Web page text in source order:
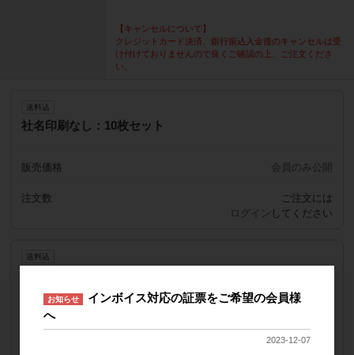
【キャンセルについて】
クレジットカード決済、銀行振込入金後のキャンセルは受
け付けておりませんので良くご確認の上、ご注文くださ
い。
送料込
社名印刷なし：10枚セット
販売価格 会員のみ公開
注文数
ご注文には
ログイン してください
送料込
販売価格
ご注文には
お知らせ
インボイス対応の証票をご希望の会員様
へ
2023-12-07